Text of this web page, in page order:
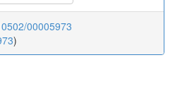
00005973
)